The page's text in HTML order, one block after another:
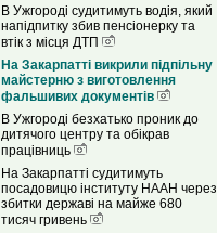
В Ужгороді судитимуть водія, який
напідпитку збив пенсіонерку та
втік з місця ДТП
На Закарпатті викрили підпільну
майстерню з виготовлення
фальшивих документів
В Ужгороді безхатько проник до
дитячого центру та обікрав
працівниць
На Закарпатті судитимуть
посадовицю інституту НААН через
збитки державі на майже 680
тисяч гривень